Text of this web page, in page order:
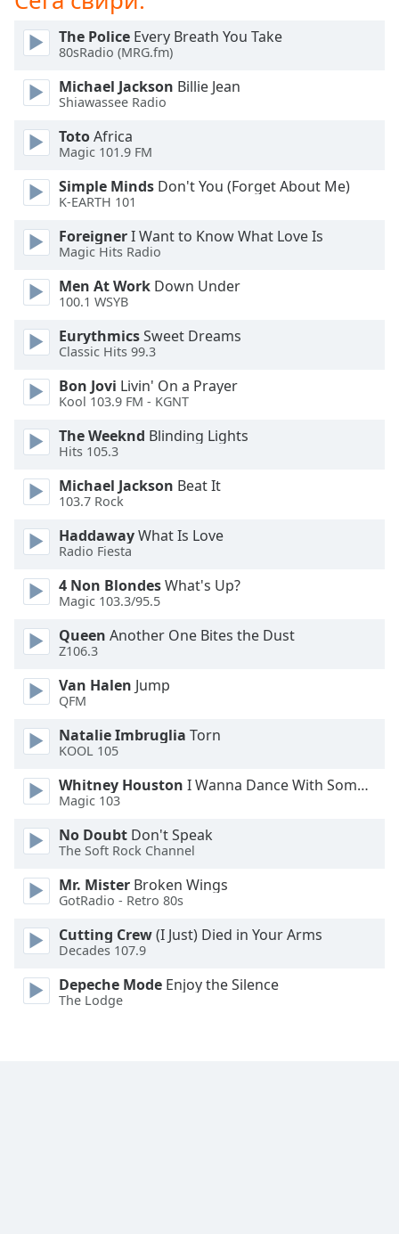
dialog
window.
Escape
close
window.
Color
Opacity
Background
Color
Opacity
Caption
Area
Background
Size
Edge
Style
Font
Family
Reset
Close
Modal
The Police Every Breath You Take
80sRadio (MRG.fm)
Michael Jackson Billie Jean
Shiawassee Radio
TotoAfrica
Magic 101.9 FM
Simple Minds Don't You (Forget About Me)
K-EARTH 101
ForeignerI Want to Know What Love Is
Magic Hits Radio
Men At Work Down Under
100.1 WSYB
EurythmicsSweet Dreams
Classic Hits 99.3
Bon Jovi Livin' On a Prayer
Kool 103.9 FM - KGNT
The Weeknd Blinding Lights
Hits 105.3
Michael Jackson Beat It
103.7 Rock
HaddawayWhat Is Love
Radio Fiesta
4 Non BlondesWhat's Up?
Magic 103.3/95.5
Queen Another One Bites the Dust
Z106.3
Van Halen Jump
QFM
Natalie Imbruglia Torn
KOOL 105
Whitney Houston I Wanna Dance With Somebody
Magic 103
No Doubt Don't Speak
The Soft Rock Channel
Mr. Mister Broken Wings
GotRadio - Retro 80s
Cutting Crew(I Just) Died in Your Arms
Decades 107.9
Depeche Mode Enjoy the Silence
The Lodge